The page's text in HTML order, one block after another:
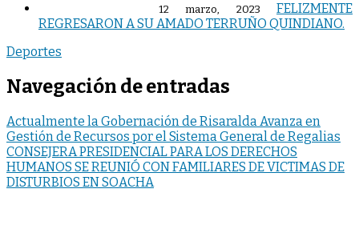
12 marzo, 2023
FELIZMENTE
REGRESARON A SU AMADO TERRUÑO QUINDIANO.
Deportes
Navegación de entradas
Actualmente la Gobernación de Risaralda Avanza en
Gestión de Recursos por el Sistema General de Regalias
CONSEJERA PRESIDENCIAL PARA LOS DERECHOS
HUMANOS SE REUNIÓ CON FAMILIARES DE VICTIMAS DE
DISTURBIOS EN SOACHA